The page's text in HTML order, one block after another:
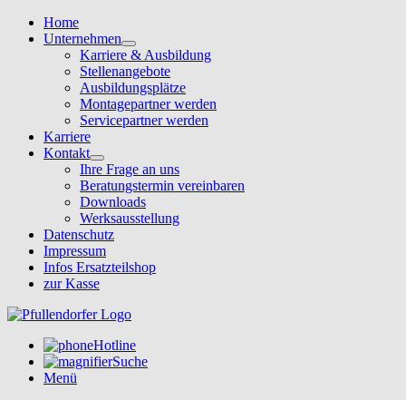
Home
Unternehmen
Karriere & Ausbildung
Stellenangebote
Ausbildungsplätze
Montagepartner werden
Servicepartner werden
Karriere
Kontakt
Ihre Frage an uns
Beratungstermin vereinbaren
Downloads
Werksausstellung
Datenschutz
Impressum
Infos Ersatzteilshop
zur Kasse
Hotline
Suche
Menü